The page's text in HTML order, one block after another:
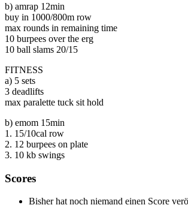
b) amrap 12min
buy in 1000/800m row
max rounds in remaining time
10 burpees over the erg
10 ball slams 20/15
FITNESS
a) 5 sets
3 deadlifts
max paralette tuck sit hold
b) emom 15min
1. 15/10cal row
2. 12 burpees on plate
3. 10 kb swings
Scores
Bisher hat noch niemand einen Score